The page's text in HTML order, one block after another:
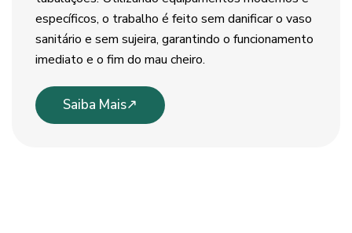
específicos, o trabalho é feito sem danificar o vaso
sanitário e sem sujeira, garantindo o funcionamento
imediato e o fim do mau cheiro.
Saiba Mais